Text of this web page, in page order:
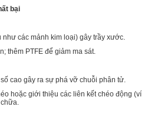
bại
các mảnh kim loại) gây trầy xước.
thêm PTFE để giảm ma sát.
cao gây ra sự phá vỡ chuỗi phân tử.
hoặc giới thiệu các liên kết chéo động (ví